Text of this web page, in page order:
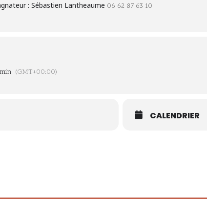
: Sébastien Lantheaume 06 62 87 63 10
(GMT+00:00)
CALENDRIER